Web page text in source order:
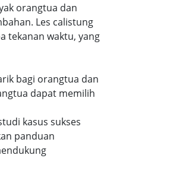
orangtua dan
Les calistung
tekanan waktu, yang
bagi orangtua dan
dapat memilih
kasus sukses
panduan